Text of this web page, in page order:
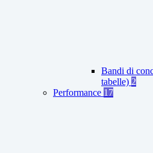
Bandi di
tabelle) 2
Performance 17